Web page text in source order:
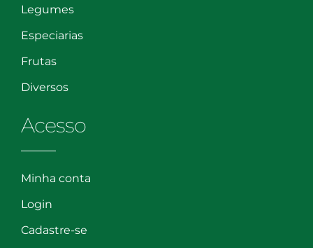
Legumes
Especiarias
Frutas
Diversos
Acesso
Minha conta
Login
Cadastre-se